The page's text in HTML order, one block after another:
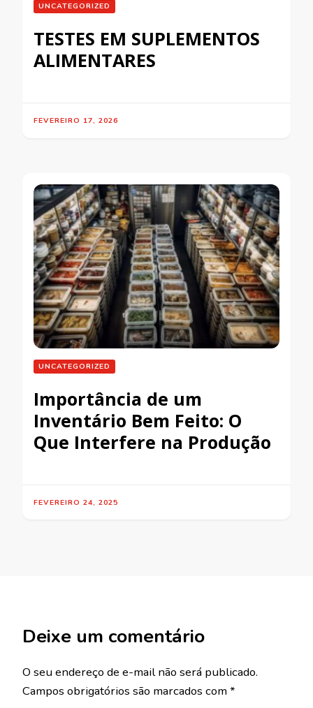
UNCATEGORIZED
TESTES EM SUPLEMENTOS
ALIMENTARES
FEVEREIRO 17, 2026
UNCATEGORIZED
Importância de um
Inventário Bem Feito: O
Que Interfere na Produção
FEVEREIRO 24, 2025
Deixe um comentário
O seu endereço de e-mail não será publicado.
Campos obrigatórios são marcados com*